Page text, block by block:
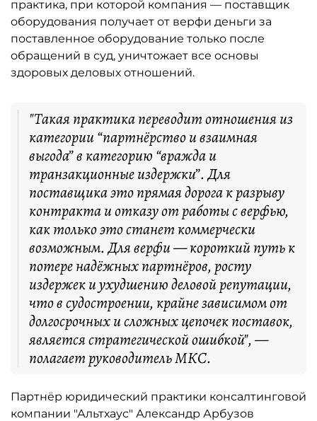
практика, при которой компания — поставщик
оборудования получает от верфи деньги за
поставленное оборудование только после
обращений в суд, уничтожает все основы
здоровых деловых отношений.
"Такая практика переводит отношения из
категории “партнёрство и взаимная
выгода” в категорию “вражда и
транзакционные издержки”. Для
поставщика это прямая дорога к разрыву
контракта и отказу от работы с верфью,
как только это станет коммерчески
возможным. Для верфи — короткий путь к
потере надёжных партнёров, росту
издержек и ухудшению деловой репутации,
что в судостроении, крайне зависимом от
долгосрочных и сложных цепочек поставок,
является стратегической ошибкой", —
полагает руководитель МКС.
Партнёр юридический практики консалтинговой
компании "Альтхаус" Александр Арбузов